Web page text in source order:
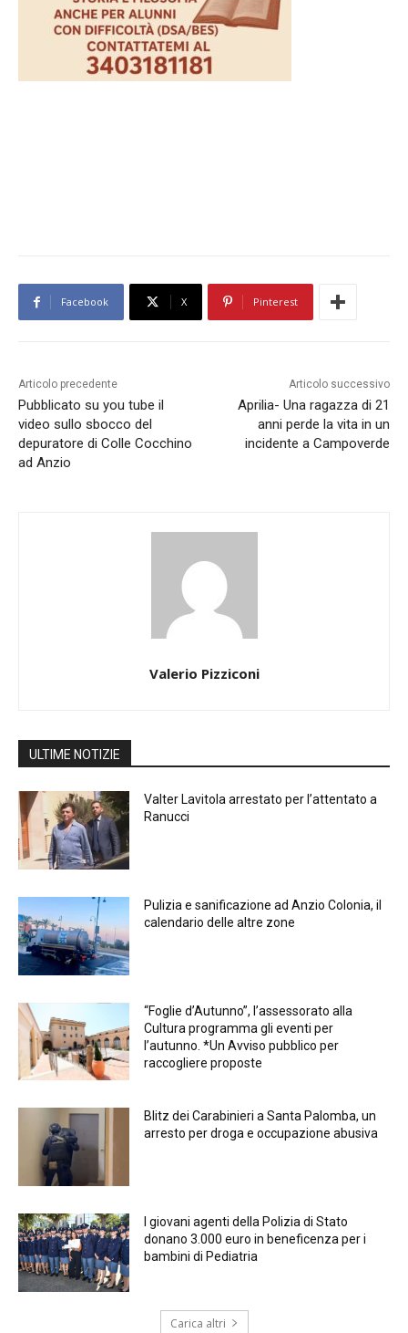
Facebook X Pinterest
Articolo precedente
Pubblicato su you tube il
video sullo sbocco del
depuratore di Colle Cocchino
ad Anzio
Articolo successivo
Aprilia- Una ragazza di 21
anni perde la vita in un
incidente a Campoverde
Valerio Pizziconi
ULTIME NOTIZIE
Valter Lavitola arrestato per l’attentato a
Ranucci
Pulizia e sanificazione ad Anzio Colonia, il
calendario delle altre zone
“Foglie d’Autunno”, l’assessorato alla
Cultura programma gli eventi per
l’autunno. *Un Avviso pubblico per
raccogliere proposte
Blitz dei Carabinieri a Santa Palomba, un
arresto per droga e occupazione abusiva
I giovani agenti della Polizia di Stato
donano 3.000 euro in beneficenza per i
bambini di Pediatria
Carica altri